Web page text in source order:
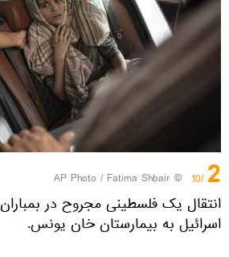
2
/10
© AP Photo / Fatima Shbair
انتقال یک فلسطینی مجروح در
اسرائیل به بیمارستان خان یونس.